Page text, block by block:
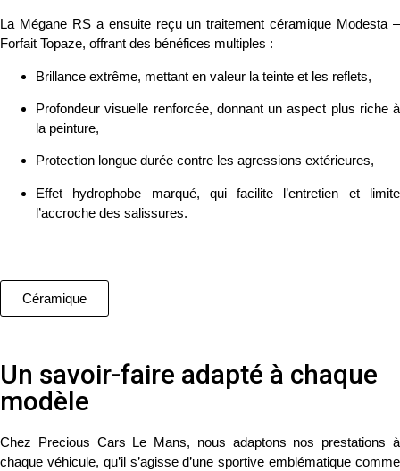
La Mégane RS a ensuite reçu untraitement céramique Modesta –
Forfait Topaze, offrant des bénéfices multiples :
Brillance extrême, mettant en valeur la teinte et les reflets,
Profondeur visuelle renforcée, donnant un aspect plus riche à
la peinture,
Protection longue durée contre les agressions extérieures,
Effet hydrophobe marqué, qui facilite l’entretien et limite
l’accroche des salissures.
Céramique
Un savoir-faire adapté à chaque
modèle
Chez Precious Cars Le Mans, nous adaptons nos prestations à
chaque véhicule, qu’il s’agisse d’une sportive emblématique comme